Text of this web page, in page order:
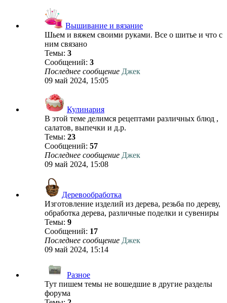
Вышивание и вязание
Шьем и вяжем своими руками. Все о шитье и что с
ним связано
Темы: 3
Сообщений: 3
Последнее сообщение Джек
09 май 2024, 15:05
Кулинария
В этой теме делимся рецептами различных блюд ,
салатов, выпечки и д.р.
Темы: 23
Сообщений: 57
Последнее сообщение Джек
09 май 2024, 15:08
Деревообработка
Изготовление изделий из дерева, резьба по дереву,
обработка дерева, различные поделки и сувениры
Темы: 9
Сообщений: 17
Последнее сообщение Джек
09 май 2024, 15:14
Разное
Тут пишем темы не вошедшие в другие разделы
форума